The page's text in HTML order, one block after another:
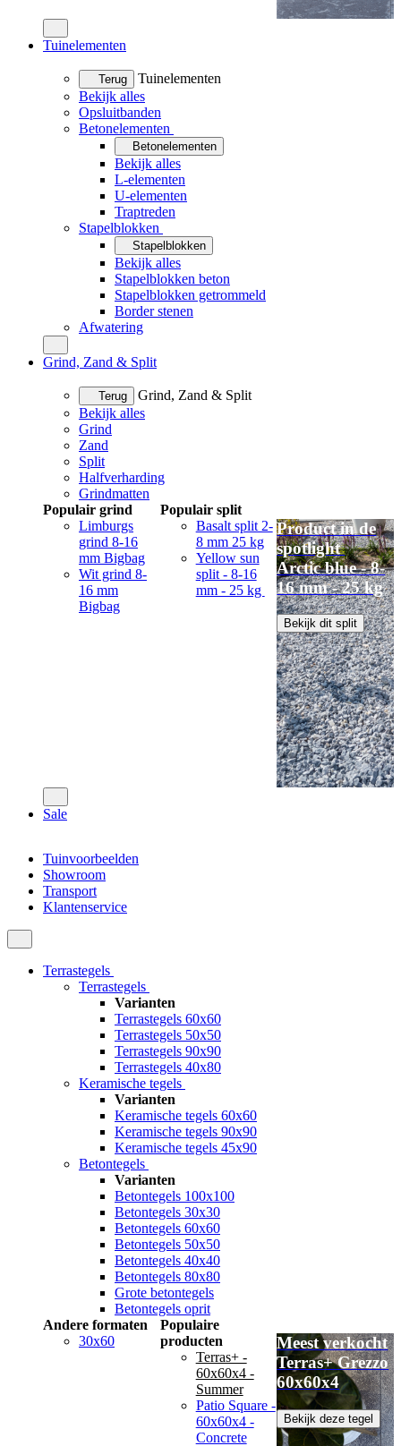
Tuinelementen
Terug
Tuinelementen
Bekijk alles
Opsluitbanden
Betonelementen
Betonelementen
Bekijk alles
L-elementen
U-elementen
Traptreden
Stapelblokken
Stapelblokken
Bekijk alles
Stapelblokken beton
Stapelblokken getrommeld
Border stenen
Afwatering
Grind, Zand & Split
Terug
Grind, Zand & Split
Bekijk alles
Grind
Zand
Split
Halfverharding
Grindmatten
Populair grind
Limburgs
grind 8-16
mm Bigbag
Wit grind 8-
16 mm
Bigbag
Populair split
Basalt split 2-
8 mm 25 kg
Yellow sun
split - 8-16
mm - 25 kg
Product in de
spotlight
Arctic blue - 8-
16 mm - 25 kg
Bekijk dit split
Sale
Tuinvoorbeelden
Showroom
Transport
Klantenservice
Terrastegels
Terrastegels
Varianten
Terrastegels 60x60
Terrastegels 50x50
Terrastegels 90x90
Terrastegels 40x80
Keramische tegels
Varianten
Keramische tegels 60x60
Keramische tegels 90x90
Keramische tegels 45x90
Betontegels
Varianten
Betontegels 100x100
Betontegels 30x30
Betontegels 60x60
Betontegels 50x50
Betontegels 40x40
Betontegels 80x80
Grote betontegels
Betontegels oprit
Andere formaten
30x60
Populaire
producten
Terras+ -
60x60x4 -
Summer
Patio Square -
60x60x4 -
Concrete
Meest verkocht
Terras+ Grezzo
60x60x4
Bekijk deze tegel